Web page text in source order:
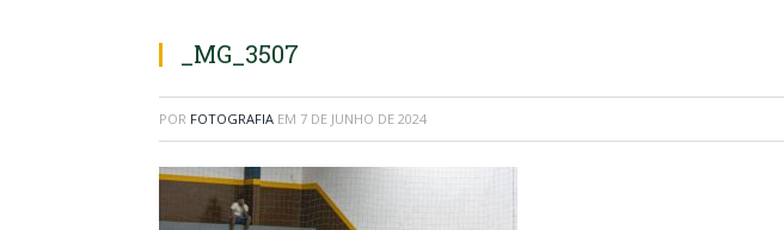
_MG_3507
POR FOTOGRAFIA EM 7 DE JUNHO DE 2024